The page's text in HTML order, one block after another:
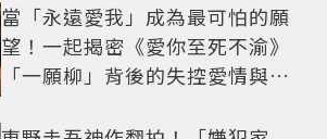
當「永遠愛我」成為最可怕的願
望！一起揭密《愛你至死不渝》
「一願柳」背後的失控愛情與爆